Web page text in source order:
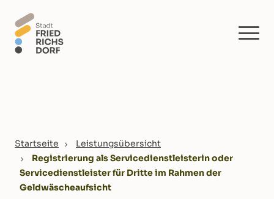
You are here:
Startseite
Leistungsübersicht
Registrierung als Servicedienstleisterin oder
Servicedienstleister für Dritte im Rahmen der
Geldwäscheaufsicht